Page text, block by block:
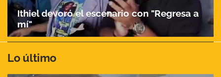
Ithiel devoró el escenario con "Regresa a
mí"
Lo último